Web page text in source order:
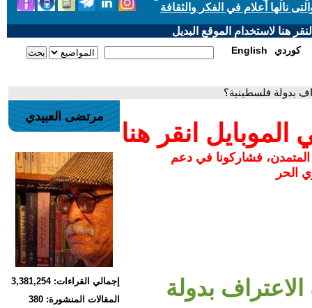
نالها أعلام في الفكر والثقافة
هنا لاستخدام الموقع البديل
English كوردي
بدولة فلسطينية؟
انقر هنا
المتمدن، فشاركونا في دعم
الحر
الاعتراف بدولة
مرتضى العبيدي
إجمالي القراءات: 3,381,254
المقالات المنشورة: 380